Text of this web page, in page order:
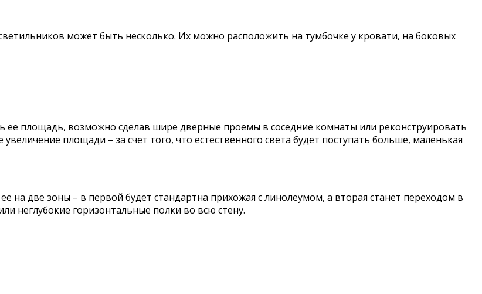
может быть несколько. Их можно расположить на тумбочке у кровати, на боковых
ее площадь, возможно сделав шире дверные проемы в соседние комнаты или реконструировать
площади – за счет того, что естественного света будет поступать больше, маленькая
на две зоны – в первой будет стандартна прихожая с линолеумом, а вторая станет переходом в
неглубокие горизонтальные полки во всю стену.